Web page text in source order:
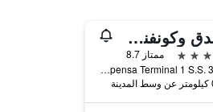
فندق وكونفنشن سنتر شيراتون ميلانو مالبينزا إيربورت
ممتاز 8.7
Malpensa Terminal 1 S.S. 336, فيرنو, مقاطعة فاريزي, إيطاليا